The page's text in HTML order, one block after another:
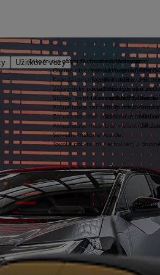
Užitkové vozyVybrat vhodné financování
Vybrat vhodné
Toyota Kredit
Toyota Easy
Leasing KINTO One
Zákaznická zóna
Online objednání do servisu
Kalkulátor servisních úkonů
Zákaznický portál Moje Toyota
Služby Toyota Connected/MyToyota
Aktualizace zařízení Touch 2 s
Záruka na nové vozidlo a asistenční
Aktualizace map
Servisní historie vozidel
Toyota potvrzení / schválení /
Technologie pohonu
Let's go beyond
Elektrifikované
Plně hybridní
Vodíkový palivový
Plug-in hybrid
Bateriové
Lídr v
Motorsport
GR